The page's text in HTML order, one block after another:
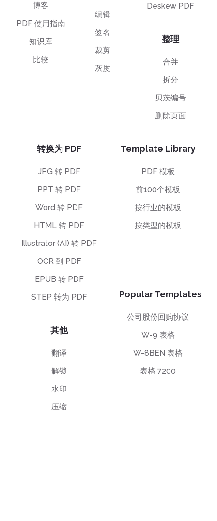
博客
PDF 使用指南
知识库
比较
编辑
签名
裁剪
灰度
Deskew PDF
整理
合并
拆分
贝茨编号
删除页面
转换为 PDF
JPG 转 PDF
PPT 转 PDF
Word 转 PDF
HTML 转 PDF
Illustrator (AI) 转 PDF
OCR 到 PDF
EPUB 转 PDF
STEP 转为 PDF
其他
翻译
解锁
水印
压缩
Template Library
PDF 模板
前100个模板
按行业的模板
按类型的模板
Popular Templates
公司股份回购协议
W-9 表格
W-8BEN 表格
表格 7200